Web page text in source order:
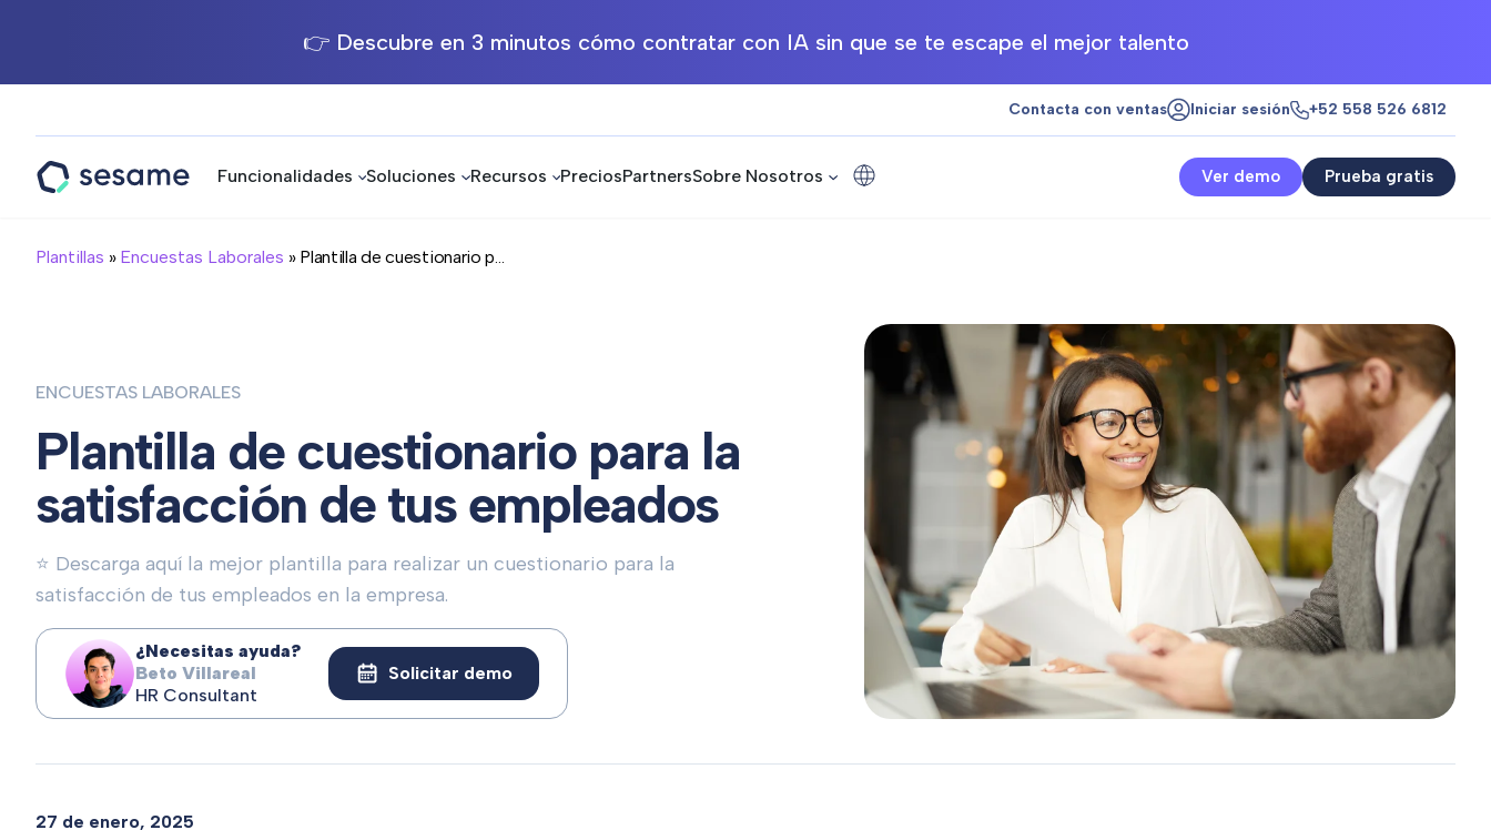
👉 Descubre en 3 minutos cómo contratar con IA sin que se te escape el mejor talento
Contacta con ventas Iniciar sesión +52 558 526 6812
Funcionalidades Soluciones Recursos PreciosPartnersSobre Nosotros Prueba gratis
Ver demo
Plantillas » Encuestas Laborales » Plantilla de cuestionario p...
ENCUESTAS LABORALES
Plantilla de cuestionario para la
satisfacción de tus empleados
⭐ Descarga aquí la mejor plantilla para realizar un cuestionario para la
satisfacción de tus empleados en la empresa.
¿Necesitas ayuda?
Beto Villareal
HR Consultant
Solicitar demo
27 de enero, 2025